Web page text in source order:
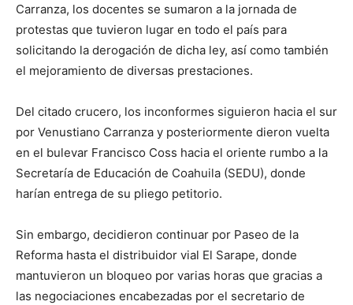
Carranza, los docentes se sumaron a la jornada de
protestas que tuvieron lugar en todo el país para
solicitando la derogación de dicha ley, así como también
el mejoramiento de diversas prestaciones.
Del citado crucero, los inconformes siguieron hacia el sur
por Venustiano Carranza y posteriormente dieron vuelta
en el bulevar Francisco Coss hacia el oriente rumbo a la
Secretaría de Educación de Coahuila (SEDU), donde
harían entrega de su pliego petitorio.
Sin embargo, decidieron continuar por Paseo de la
Reforma hasta el distribuidor vial El Sarape, donde
mantuvieron un bloqueo por varias horas que gracias a
las negociaciones encabezadas por el secretario de